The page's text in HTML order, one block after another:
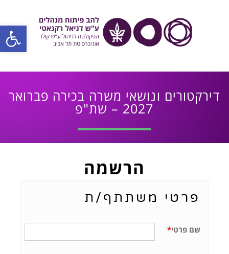
פתח
דירקטורים ונושאי משרה בכירה פברואר
2027 – שת"פ
הרשמה
פרטי משתתף/ת
*שם פרטי